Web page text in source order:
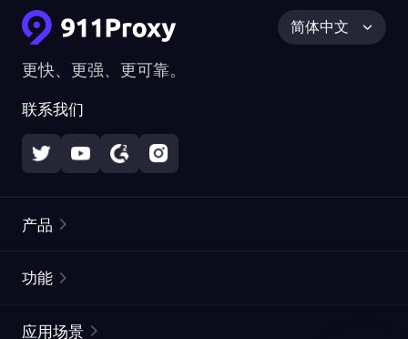
更快、更强、更可靠。
联系我们
简体中文
产品
静态住宅代理
功能
应用场景